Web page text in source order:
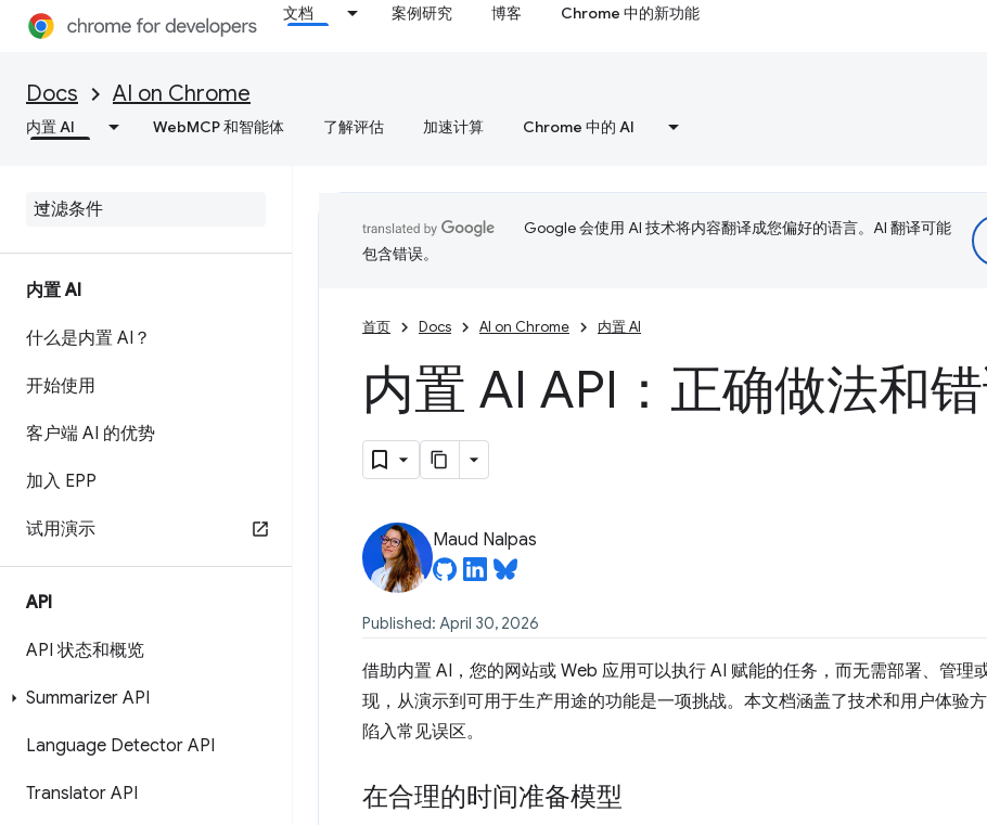
文档 案例研究 博客 Chrome 中的新功能
Docs AI on Chrome
内置 AI WebMCP 和智能体 了解评估 加速计算 Chrome 中的 AI
内置 AI
什么是内置 AI？
开始使用
客户端 AI 的优势
加入 EPP
试用演示
API
API 状态和概览
Summarizer API
Language Detector API
Translator API
Google 会使用 AI 技术将内容翻译成您偏好的语言。AI 翻译可能
包含错误。
首页 Docs AI on Chrome 内置 AI
内置 AI API：正确做法和
Maud Nalpas
Published: April 30, 2026
借助内置 AI，您的网站或 Web 应用可以执行 AI 赋能的任务，而无需部署、管理
现，从演示到可用于生产用途的功能是一项挑战。本文档涵盖了技术和用户体验
陷入常见误区。
在合理的时间准备模型